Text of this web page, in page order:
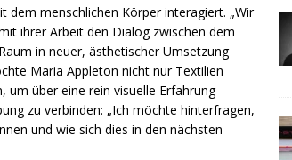
menschlichen Körper interagiert. „Wir
ihrer Arbeit den Dialog zwischen dem
in neuer, ästhetischer Umsetzung
Maria Appleton nicht nur Textilien
um über eine rein visuelle Erfahrung
zu verbinden: „Ich möchte hinterfragen,
und wie sich dies in den nächsten